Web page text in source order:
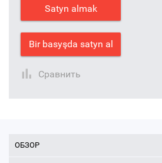
Satyn almak
Bir basyşda satyn al
Сравнить
ОБЗОР